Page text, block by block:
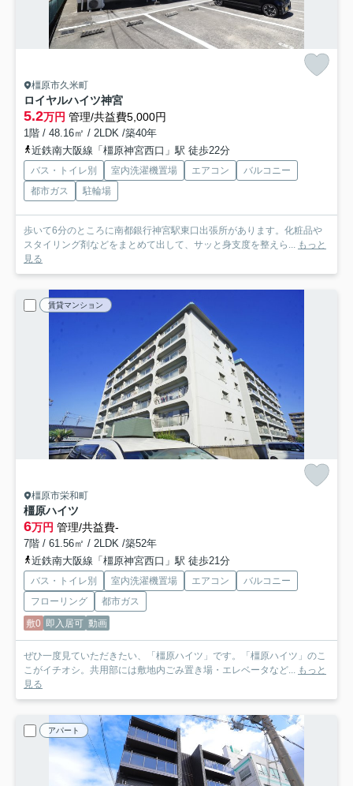
橿原市久米町
ロイヤルハイツ神宮
5.2万円 管理/共益費5,000円
1階 / 48.16㎡ / 2LDK /築40年
近鉄南大阪線「橿原神宮西口」駅 徒歩22分
バス・トイレ別 室内洗濯機置場 エアコン
バルコニー
都市ガス
駐輪場
歩いて6分のところに南都銀行神宮駅東口出張所があります。化粧品や
スタイリング剤などをまとめて出して、サッと身支度を整えら...
もっと
見る
賃貸マンション
橿原市栄和町
橿原ハイツ
6万円 管理/共益費-
7階 / 61.56㎡ / 2LDK /築52年
近鉄南大阪線「橿原神宮西口」駅 徒歩21分
バス・トイレ別 室内洗濯機置場 エアコン
バルコニー
フローリング
都市ガス
敷0 即入居可 動画
ぜひ一度見ていただきたい、「橿原ハイツ」です。「橿原ハイツ」のこ
こがイチオシ。共用部には敷地内ごみ置き場・エレベータなど...
もっと
見る
アパート